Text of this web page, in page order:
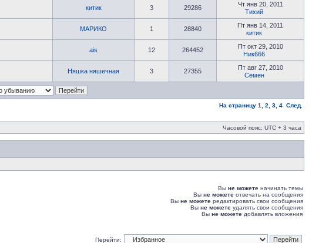
китик 3 29286
Чт янв 20, 2011
Тихий
МАРИКО 1 28840
Пт янв 14, 2011
китик
ais 12 264452
Пт окт 29, 2010
Ник666
Няшка няшечная 3 27355
Пт авг 27, 2010
Семен
На страницу 1 2 3 4 След.
Часовой пояс: UTC + 3 часа
Вы не можете начинать темы
Вы не можете отвечать на сообщения
Вы не можете редактировать свои сообщения
Вы не можете удалять свои сообщения
Вы не можете добавлять вложения
Перейти: